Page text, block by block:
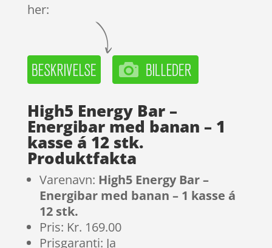
her:
High5 Energy Bar –
Energibar med banan – 1
kasse á 12 stk.
Produktfakta
Varenavn: High5 Energy Bar –
Energibar med banan – 1 kasse á
12 stk.
Pris: Kr. 169.00
Prisgaranti: Ja